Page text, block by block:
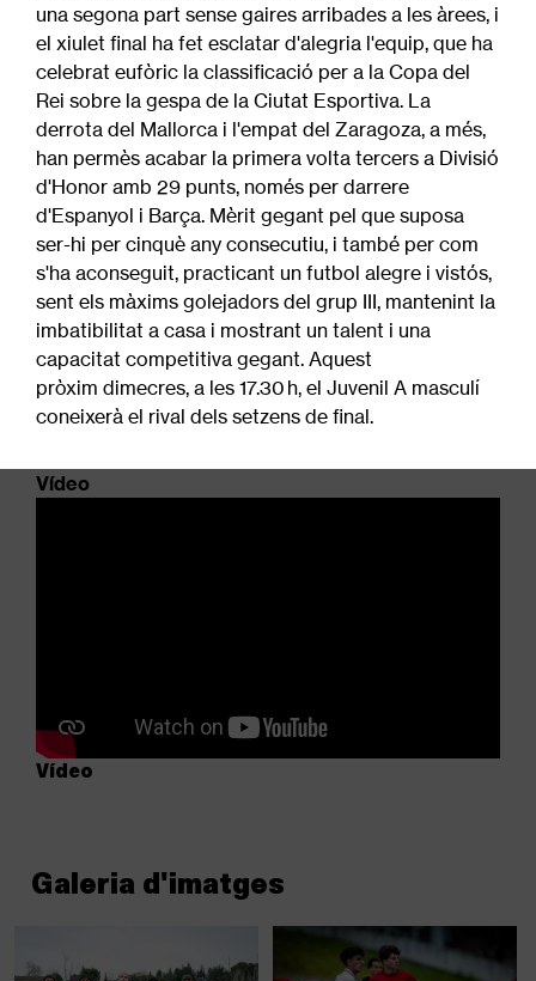
una segona part sense gaires arribades a les àrees, i
el xiulet final ha fet esclatar d'alegria l'equip, que ha
celebrat eufòric la classificació per a la Copa del
Rei sobre la gespa de la Ciutat Esportiva. La
derrota del Mallorca i l'empat del Zaragoza, a més,
han permès acabar la primera volta tercers a Divisió
d'Honor amb 29 punts, només per darrere
d'Espanyol i Barça. Mèrit gegant pel que suposa
ser-hi per cinquè any consecutiu, i també per com
s'ha aconseguit, practicant un futbol alegre i vistós,
sent els màxims golejadors del grup III, mantenint la
imbatibilitat a casa i mostrant un talent i una
capacitat competitiva gegant. Aquest
pròxim dimecres, a les 17.30 h, el Juvenil A masculí
coneixerà el rival dels setzens de final.
Vídeo
Vídeo
Galeria d'imatges